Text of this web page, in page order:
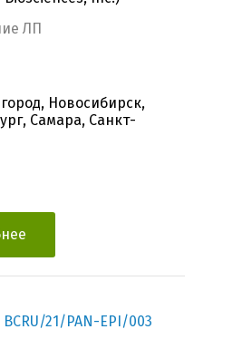
ЛП
Новосибирск,
Самара, Санкт-
21/PAN-EPI/003